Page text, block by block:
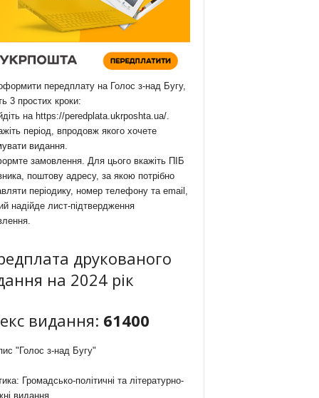
передплату на Голос з-над Бугу,
3 простих кроки:
на https://peredplata.ukrposhta.ua/.
період, впродовж якого хочете
видання.
замовлення. Для цього вкажіть ПІБ
поштову адресу, за якою потрібно
періодику, номер телефону та email,
надійде лист-підтвердження
друкованого
на 2024 рік
видання: 61400
"Голос з-над Бугу"
Громадсько-політичні та літературно-
видання